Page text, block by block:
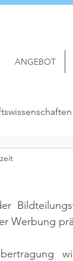
ANGEBOT
Werbung